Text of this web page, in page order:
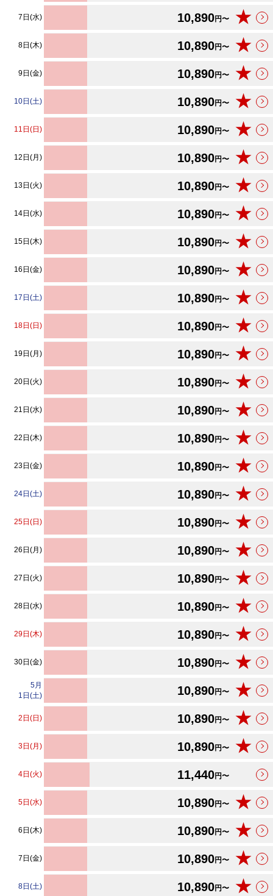
7日(水) 10,890円〜 ★
8日(木) 10,890円〜 ★
9日(金) 10,890円〜 ★
10日(土) 10,890円〜 ★
11日(日) 10,890円〜 ★
12日(月) 10,890円〜 ★
13日(火) 10,890円〜 ★
14日(水) 10,890円〜 ★
15日(木) 10,890円〜 ★
16日(金) 10,890円〜 ★
17日(土) 10,890円〜 ★
18日(日) 10,890円〜 ★
19日(月) 10,890円〜 ★
20日(火) 10,890円〜 ★
21日(水) 10,890円〜 ★
22日(木) 10,890円〜 ★
23日(金) 10,890円〜 ★
24日(土) 10,890円〜 ★
25日(日) 10,890円〜 ★
26日(月) 10,890円〜 ★
27日(火) 10,890円〜 ★
28日(水) 10,890円〜 ★
29日(木) 10,890円〜 ★
30日(金) 10,890円〜 ★
5月
1日(土)
10,890円〜 ★
2日(日) 10,890円〜 ★
3日(月) 10,890円〜 ★
4日(火) 11,440円〜
5日(水) 10,890円〜 ★
6日(木) 10,890円〜 ★
7日(金) 10,890円〜 ★
8日(土) 10,890円〜 ★